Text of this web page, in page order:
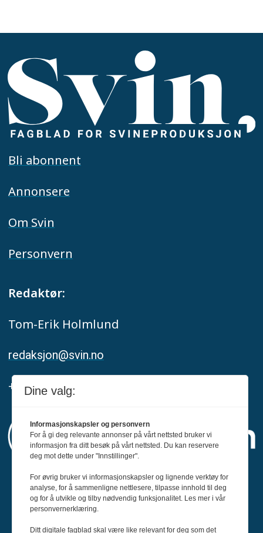
Bli abonnent
Annonsere
Om Svin
Personvern
Redaktør:
Tom-Erik Holmlund
redaksjon@svin.no
+47 916 68 668
Svin er medlem av Fagpressen og
arbeider etter Redaktørplakaten og Vær
Varsom-plakatens regler for god
Dine valg:
Informasjonskapsler og personvern
For å gi deg relevante annonser på vårt nettsted bruker vi
informasjon fra ditt besøk på vårt nettsted. Du kan reservere
deg mot dette under "Innstillinger".
For øvrig bruker vi informasjonskapsler og lignende verktøy for
analyse, for å sammenligne nettlesere, tilpasse innhold til deg
og for å utvikle og tilby nødvendig funksjonalitet. Les mer i vår
personvernerklæring.
Ditt digitale fagblad skal være like relevant for deg som det